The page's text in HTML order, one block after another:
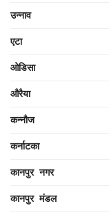
उन्नाव
एटा
ओडिसा
औरैया
कन्नौज
कर्नाटका
कानपुर नगर
कानपुर मंडल